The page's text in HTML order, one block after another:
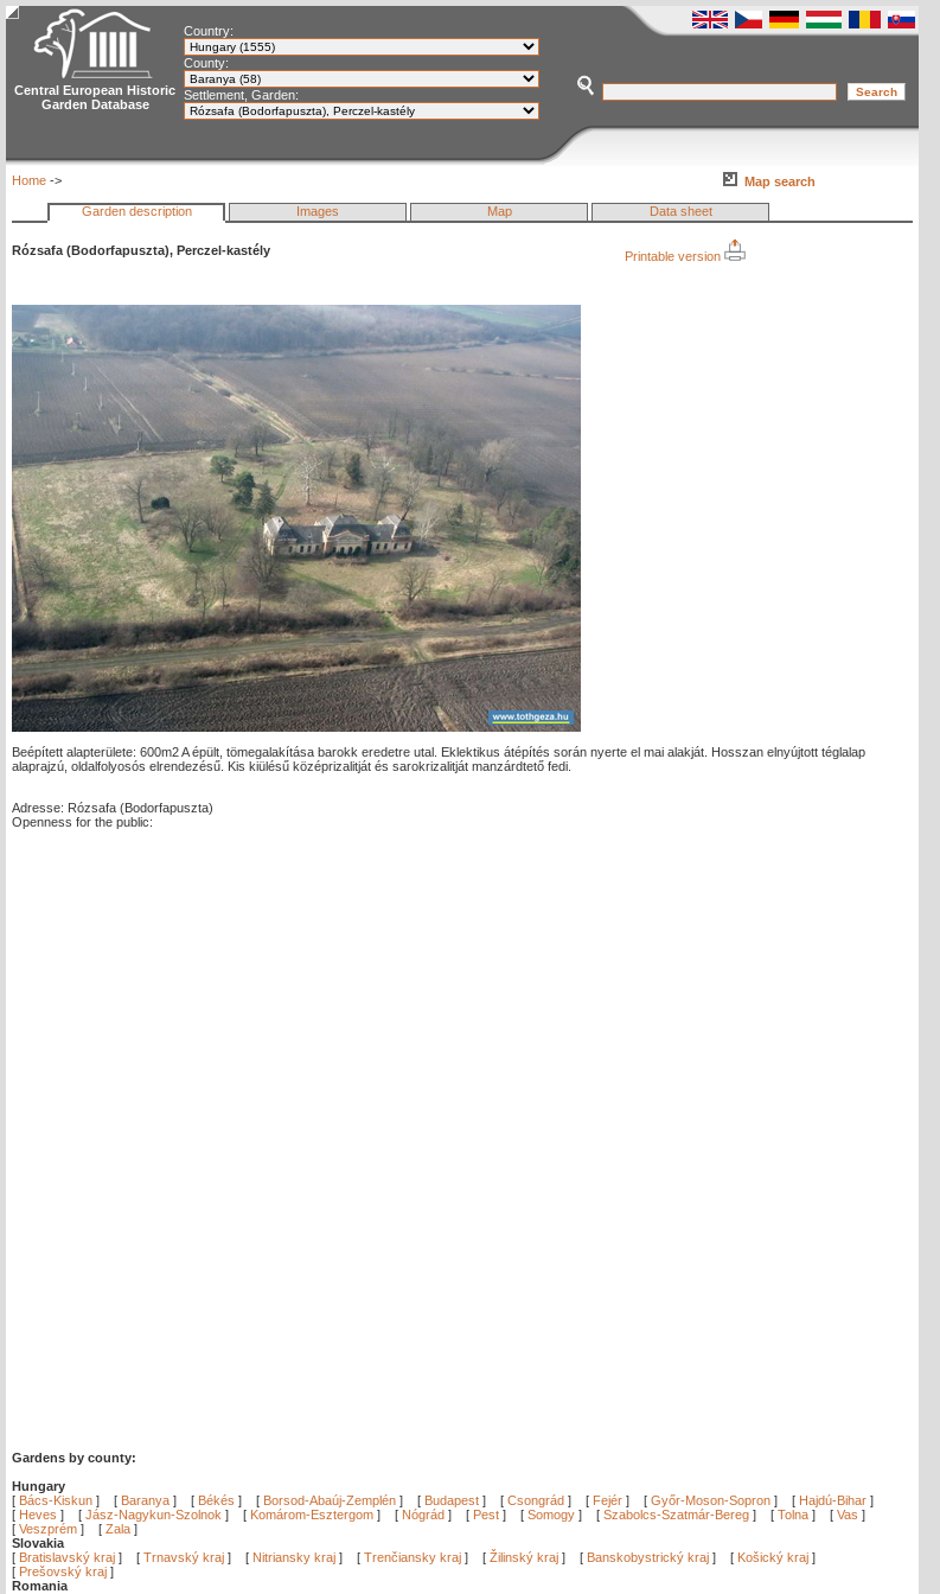
Central European Historic
Garden Database
Country:
County:
Settlement, Garden:
Home -> Map search
Garden description Images Map Data sheet
Rózsafa (Bodorfapuszta), Perczel-kastély Printable version
Beépített alapterülete: 600m2 A épült, tömegalakítása barokk eredetre utal. Eklektikus átépítés során nyerte el mai alakját. Hosszan elnyújtott téglalap
alaprajzú, oldalfolyosós elrendezésű. Kis kiülésű középrizalitját és sarokrizalitját manzárdtető fedi.
Adresse: Rózsafa (Bodorfapuszta)
Openness for the public:
Gardens by county:
Hungary
[ Bács-Kiskun ] [ Baranya ] [ Békés ] [ Borsod-Abaúj-Zemplén ] [ Budapest ] [ Csongrád ] [ Fejér ] [ Győr-Moson-Sopron ] [ Hajdú-Bihar ]
[ Heves ] [ Jász-Nagykun-Szolnok ] [ Komárom-Esztergom ] [ Nógrád ] [ Pest ] [ Somogy ] [ Szabolcs-Szatmár-Bereg ] [ Tolna ] [ Vas ]
[ Veszprém ] [ Zala ]
Slovakia
[ Bratislavský kraj ] [ Trnavský kraj ] [ Nitriansky kraj ] [ Trenčiansky kraj ] [ Žilinský kraj ] [ Banskobystrický kraj ] [ Košický kraj ]
[ Prešovský kraj ]
Romania